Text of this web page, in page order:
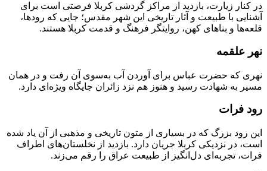
در کنار زیارت، بازدید از مراکز گردشی کربلا فرصتی است برای
آشنایی با طبیعت و آثار تاریخی این شهر مقدس؛ جایی که رودها،
قلعه‌ها و بناهای کهن، روایتگر فرهنگ و قدمت کربلا هستند.
نهر علقمه
نهری که حضرت عباس برای آوردن آب به‌سوی آن رفت و در همان
مسیر به شهادت رسید و هنوز هم نزد زائران جایگاه ویژه‌ای دارد.
رود فرات
این رود بزرگ که در بسیاری از متون تاریخی و مذهبی از آن یاد شده
است، در نزدیکی کربلا جریان دارد. بازدید از نخلستان‌های اطراف
فرات، تجربه‌ای دل‌انگیز از طبیعت عراق را رقم می‌زند.